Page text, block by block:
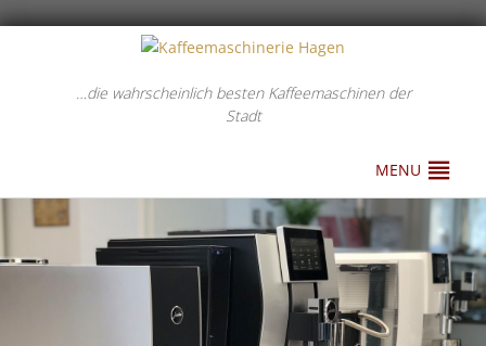
…die wahrscheinlich besten Kaffeemaschinen der
Stadt
MENU